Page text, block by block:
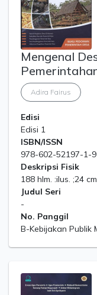
Mengenal
Adira Fairus
Edisi
Edisi 1
ISBN/ISSN
978-602-52197-1-9
Deskripsi Fisik
188 hlm. :ilus. ;24 cm
Judul Seri
-
No. Panggil
B-Kebijakan Publik